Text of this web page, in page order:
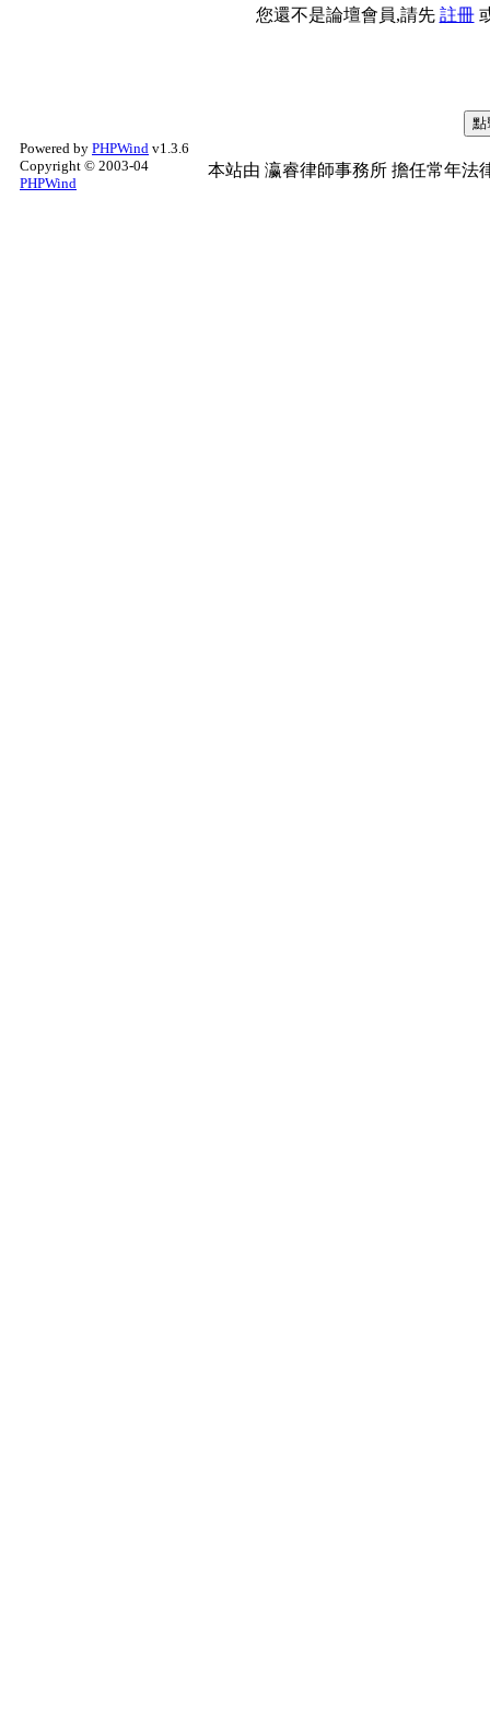
您還不是論壇會員,請先 註冊
Powered by PHPWind v1.3.6
Copyright © 2003-04
PHPWind
本站由 瀛睿律師事務所 擔任常年法